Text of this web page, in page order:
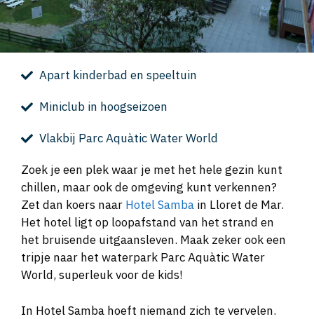
Apart kinderbad en speeltuin
Miniclub in hoogseizoen
Vlakbij Parc Aquàtic Water World
Zoek je een plek waar je met het hele gezin kunt
chillen, maar ook de omgeving kunt verkennen?
Zet dan koers naar Hotel Samba in Lloret de Mar.
Het hotel ligt op loopafstand van het strand en
het bruisende uitgaansleven. Maak zeker ook een
tripje naar het waterpark Parc Aquàtic Water
World, superleuk voor de kids!
In Hotel Samba hoeft niemand zich te vervelen.